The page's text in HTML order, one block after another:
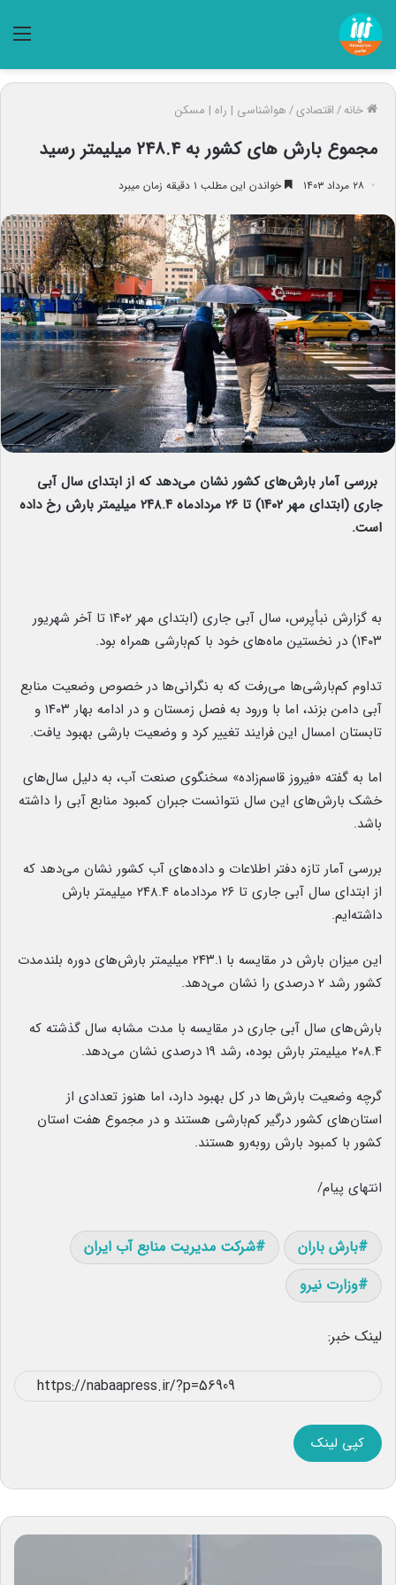
خانه/اقتصادی/هواشناسی | راه | مسکن
مجموع بارش‌ های کشور به ۲۴۸.۴ میلیمتر رسید
۲۸ مرداد ۱۴۰۳ خواندن این مطلب ۱ دقیقه زمان میبرد
بررسی آمار بارش‌های کشور نشان می‌دهد که از ابتدای سال آبی
جاری (ابتدای مهر ۱۴۰۲) تا ۲۶ مردادماه ۲۴۸.۴ میلیمتر بارش رخ‌ داده
است.
به گزارش نبأپرس، سال آبی جاری (ابتدای مهر ۱۴۰۲ تا آخر شهریور
۱۴۰۳) در نخستین ماه‌های خود با کم‌بارشی همراه بود.
تداوم کم‌بارشی‌ها می‌رفت که به نگرانی‌ها در خصوص وضعیت منابع
آبی دامن بزند، اما با ورود به فصل زمستان و در ادامه بهار ۱۴۰۳ و
تابستان امسال این فرایند تغییر کرد و وضعیت بارشی بهبود یافت.
اما به گفته «فیروز قاسم‌زاده» سخنگوی صنعت آب، به دلیل سال‌های
خشک بارش‌های این سال نتوانست جبران کمبود منابع آبی را داشته
باشد.
بررسی آمار تازه دفتر اطلاعات و داده‌های آب کشور نشان می‌دهد که
از ابتدای سال آبی جاری تا ۲۶ مردادماه ۲۴۸.۴ میلیمتر بارش
داشته‌ایم.
این میزان بارش در مقایسه با ۲۴۳.۱ میلیمتر بارش‌های دوره بلندمدت
کشور رشد ۲ درصدی را نشان می‌دهد.
بارش‌های سال آبی جاری در مقایسه با مدت مشابه سال گذشته که
۲۰۸.۴ میلیمتر بارش بوده، رشد ۱۹ درصدی نشان می‌دهد.
گرچه وضعیت بارش‌ها در کل بهبود دارد، اما هنوز تعدادی از
استان‌های کشور درگیر کم‌بارشی هستند و در مجموع هفت استان
کشور با کمبود بارش روبه‌رو هستند.
انتهای پیام/
بارش باران
شرکت مدیریت منابع آب ایران
وزارت نیرو
لینک خبر:
کپی لینک